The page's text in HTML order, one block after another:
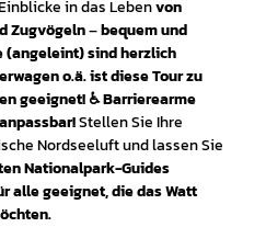
in das Lebenvon
Zugvögeln–bequem und
(angeleint) sind herzlich
o.ä. ist diese Tour zu
geeignet! ♿ Barrierearme
Stellen Sie Ihre
Nordseeluft und lassen Sie
Nationalpark-Guides
alle geeignet, die das Watt